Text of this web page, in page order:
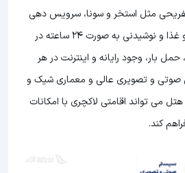
مثل استخر و سونا، سرویس دهی
عالی به اتاق ها، امکان سرو غذا و نوشیدنی به صورت 24 ساعته در
24 ساعته، حمل بار، وجود رایانه و اینترنت در هر
صوتی و تصویری عالی و معماری شیک و
می تواند اقامتی لاکچری با امکانات
کند.